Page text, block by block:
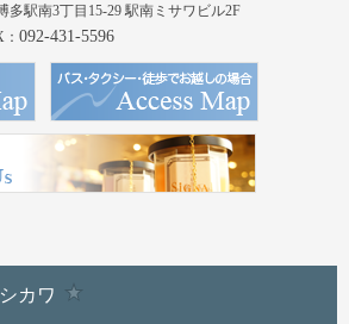
多駅南3丁目15-29 駅南ミサワビル2F
092-431-5596